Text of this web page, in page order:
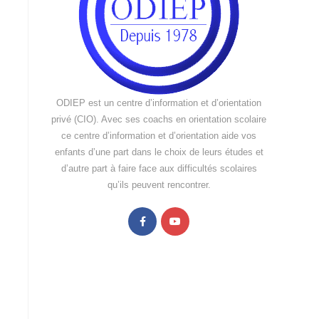
ODIEP est un centre d’information et d’orientation
privé (CIO). Avec ses coachs en orientation scolaire
ce centre d’information et d’orientation aide vos
enfants d’une part dans le choix de leurs études et
d’autre part à faire face aux difficultés scolaires
qu’ils peuvent rencontrer.